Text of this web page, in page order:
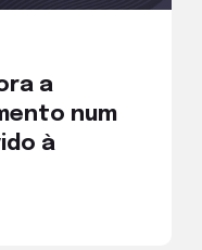
a
num
à